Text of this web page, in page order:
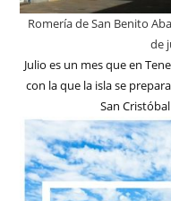
Romería de San Benito
de
Julio es un mes que en
con la que la isla se
San